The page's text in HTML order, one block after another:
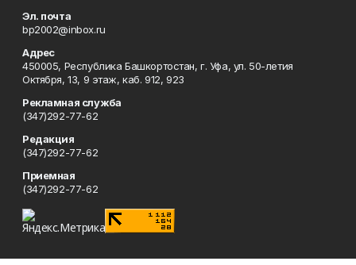
Эл. почта
bp2002@inbox.ru
Адрес
450005, Республика Башкортостан, г. Уфа, ул. 50-летия
Октября, 13, 9 этаж, каб. 912, 923
Рекламная служба
(347)292-77-62
Редакция
(347)292-77-62
Приемная
(347)292-77-62